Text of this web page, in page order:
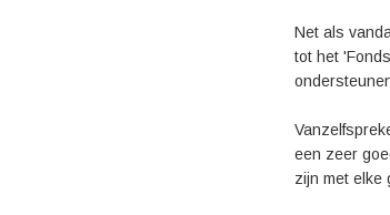
Net als
tot het
een zeer
zijn met elke